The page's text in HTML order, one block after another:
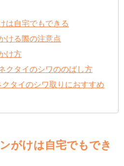
は自宅でもできる
ける際の注意点
け方
クタイのシワののばし方
タイのシワ取りにおすすめ
がけは自宅でもでき